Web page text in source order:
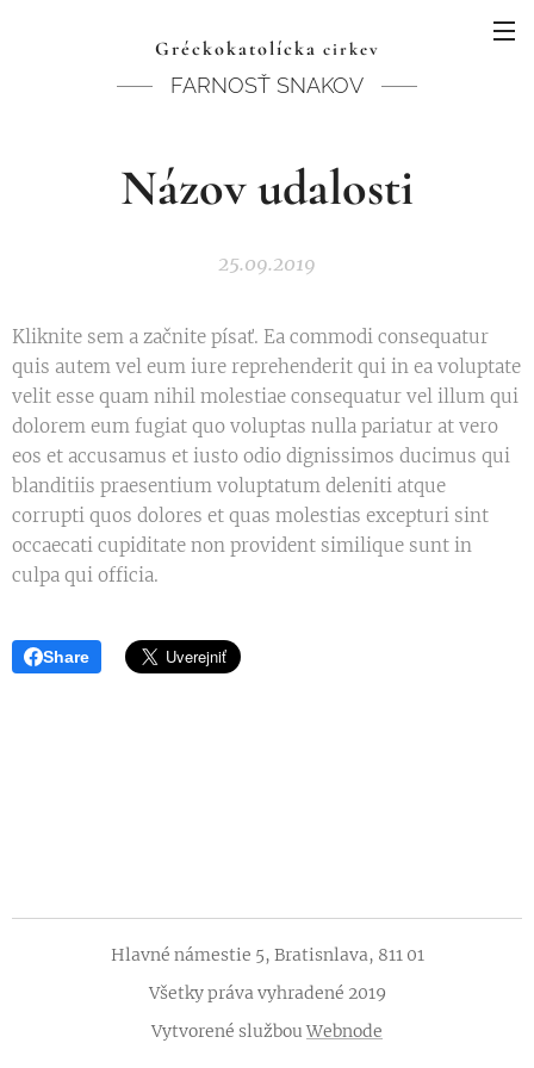
Gréckokatolícka cirkev
FARNOSŤ SNAKOV
Názov udalosti
25.09.2019
Kliknite sem a začnite písať. Ea commodi consequatur
quis autem vel eum iure reprehenderit qui in ea voluptate
velit esse quam nihil molestiae consequatur vel illum qui
dolorem eum fugiat quo voluptas nulla pariatur at vero
eos et accusamus et iusto odio dignissimos ducimus qui
blanditiis praesentium voluptatum deleniti atque
corrupti quos dolores et quas molestias excepturi sint
occaecati cupiditate non provident similique sunt in
culpa qui officia.
Share
Hlavné námestie 5, Bratisnlava, 811 01
Všetky práva vyhradené 2019
Vytvorené službouWebnode